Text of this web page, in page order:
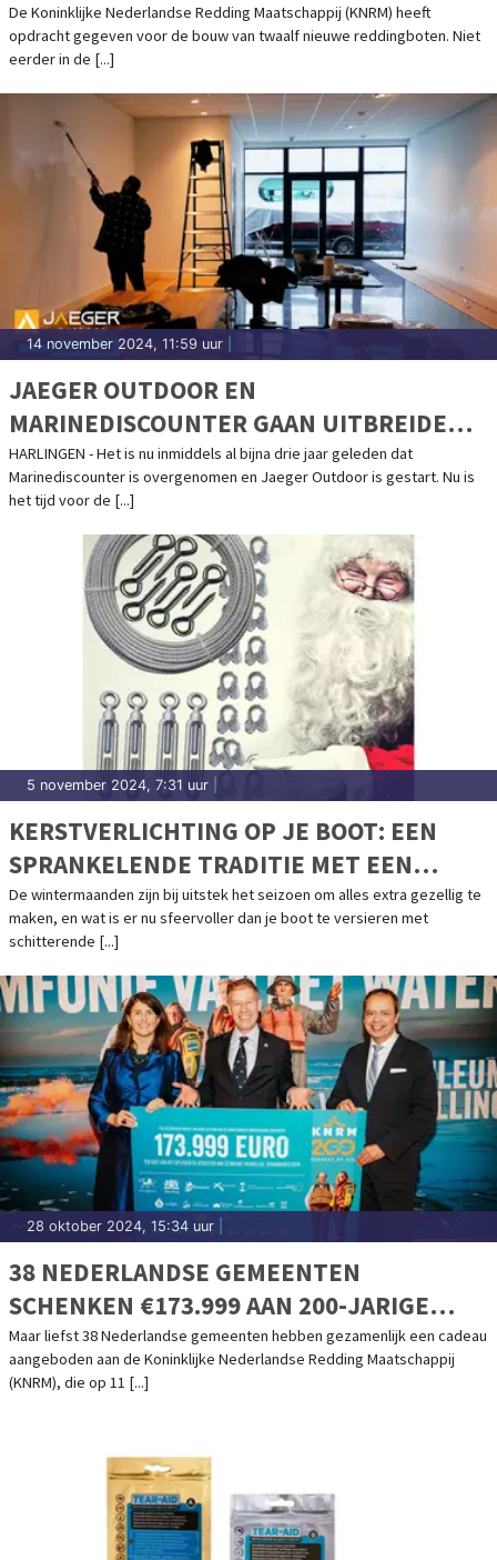
De Koninklijke Nederlandse Redding Maatschappij (KNRM) heeft
opdracht gegeven voor de bouw van twaalf nieuwe reddingboten. Niet
eerder in de [...]
14 november 2024, 11:59 uur
JAEGER OUTDOOR EN
MARINEDISCOUNTER GAAN UITBREIDEN!
HET NIEUWE ADRES WORDT KANAALWEG
29-1
HARLINGEN - Het is nu inmiddels al bijna drie jaar geleden dat
Marinediscounter is overgenomen en Jaeger Outdoor is gestart. Nu is
het tijd voor de [...]
5 november 2024, 7:31 uur
KERSTVERLICHTING OP JE BOOT: EEN
SPRANKELENDE TRADITIE MET EEN
STEVIGE BASIS
De wintermaanden zijn bij uitstek het seizoen om alles extra gezellig te
maken, en wat is er nu sfeervoller dan je boot te versieren met
schitterende [...]
28 oktober 2024, 15:34 uur
38 NEDERLANDSE GEMEENTEN
SCHENKEN €173.999 AAN 200-JARIGE
KNRM!
Maar liefst 38 Nederlandse gemeenten hebben gezamenlijk een cadeau
aangeboden aan de Koninklijke Nederlandse Redding Maatschappij
(KNRM), die op 11 [...]